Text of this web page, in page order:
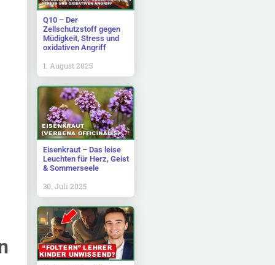
Q10 – Der
Zellschutzstoff gegen
Müdigkeit, Stress und
oxidativen Angriff
1. August 2025
Eisenkraut – Das leise
Leuchten für Herz, Geist
& Sommerseele
30. Juli 2025